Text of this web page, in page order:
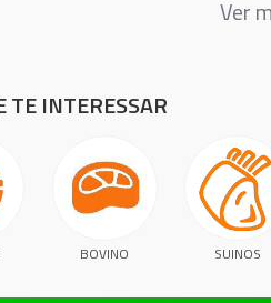
Ver
TE INTERESSAR
BOVINO SUINOS